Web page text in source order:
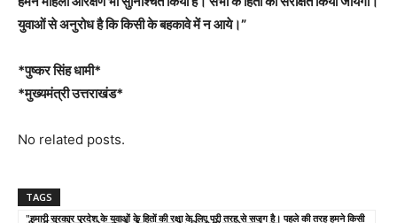
युवाओं से अनुरोध है कि किसी के बहकावे में न आये।”
*पुष्कर सिंह धामी*
*मुख्यमंत्री उत्तराखंड*
No related posts.
TAGS
"हमारी सरकार प्रदेश के युवाओं के हितों की रक्षा के लिए पूरी तरह से सजग है। पहले की तरह हमने किसी